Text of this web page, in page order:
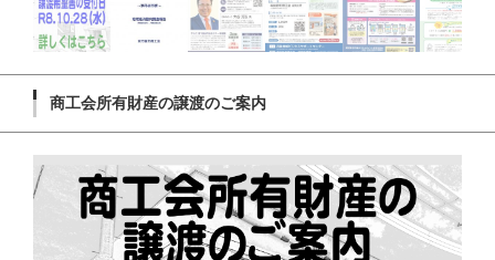
商工会所有財産の譲渡のご案内